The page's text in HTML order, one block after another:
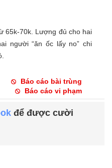
65k-70k. Lượng đủ cho hai
người “ăn ốc lấy no” chi
Báo cáo bài trùng
Báo cáo vi phạm
để được cười